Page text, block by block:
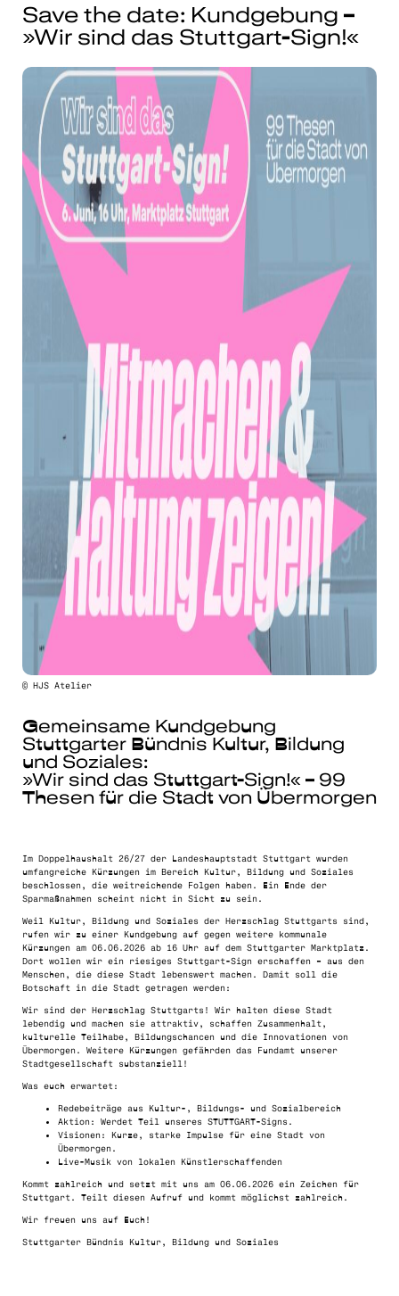
Save the date: Kundgebung –
»Wir sind das Stuttgart-Sign!«
© HJS Atelier
Gemeinsame Kundgebung
Stuttgarter Bündnis Kultur, Bildung
und Soziales:
»Wir sind das Stuttgart-Sign!« – 99
Thesen für die Stadt von Übermorgen
Im Doppelhaushalt 26/27 der Landeshauptstadt Stuttgart wurden
umfangreiche Kürzungen im Bereich Kultur, Bildung und Soziales
beschlossen, die weitreichende Folgen haben. Ein Ende der
Sparmaßnahmen scheint nicht in Sicht zu sein.
Weil Kultur, Bildung und Soziales der Herzschlag Stuttgarts sind,
rufen wir zu einer Kundgebung auf gegen weitere kommunale
Kürzungen am 06.06.2026 ab 16 Uhrauf dem Stuttgarter Marktplatz.
Dort wollen wir ein riesiges Stuttgart-Sign erschaffen – aus den
Menschen, die diese Stadt lebenswert machen. Damit soll die
Botschaft in die Stadt getragen werden:
Wir sind der Herzschlag Stuttgarts! Wir halten diese Stadt
lebendig und machen sie attraktiv, schaffen Zusammenhalt,
kulturelle Teilhabe, Bildungschancen und die Innovationen von
Übermorgen. Weitere Kürzungen gefährden das Fundamt unserer
Stadtgesellschaft substanziell!
Was euch erwartet:
Redebeiträge aus Kultur-, Bildungs- und Sozialbereich
Aktion: Werdet Teil unseres STUTTGART-Signs.
Visionen: Kurze, starke Impulse für eine Stadt von
Übermorgen.
Live-Musik von lokalen Künstlerschaffenden
Kommt zahlreich und setzt mit uns am 06.06.2026 ein Zeichen für
Stuttgart. Teilt diesen Aufruf und kommt möglichst zahlreich.
Wir freuen uns auf Euch!
Stuttgarter Bündnis Kultur, Bildung und Soziales